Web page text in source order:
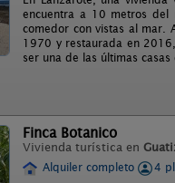
encuentra a 10 metros del
comedor con vistas al mar.
1970 y restaurada en
ser una de las últimas
Finca Botanico
Vivienda turística en
Alquiler completo
4